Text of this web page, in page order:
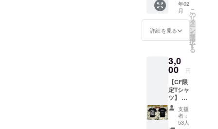
GILDA
S
(165CM
(170CM
) 50 70
20 L
(175CM
) 53 73
20 XL
(180CM
) 56 75
20 ※画
る場合
もござ
いま
す。ご
※自身の
カラオ
ケ＆飲
食代は
支援者
様負担
となり
ます。
※2時間
シュブ
レック
ファス
トを食
べよ
う！！
香りに
包まれ
て、優
雅な一
時を過
ごせる
筈！！
2018/2/
11開催
年02
月
詳細を見る
こ
の
リ
タ
ー
ン
を
選
択
す
る
3,0
00 円
【CF限
定Tシャ
ツ】 こ
こでし
か手に
入らな
支援
者：
53人